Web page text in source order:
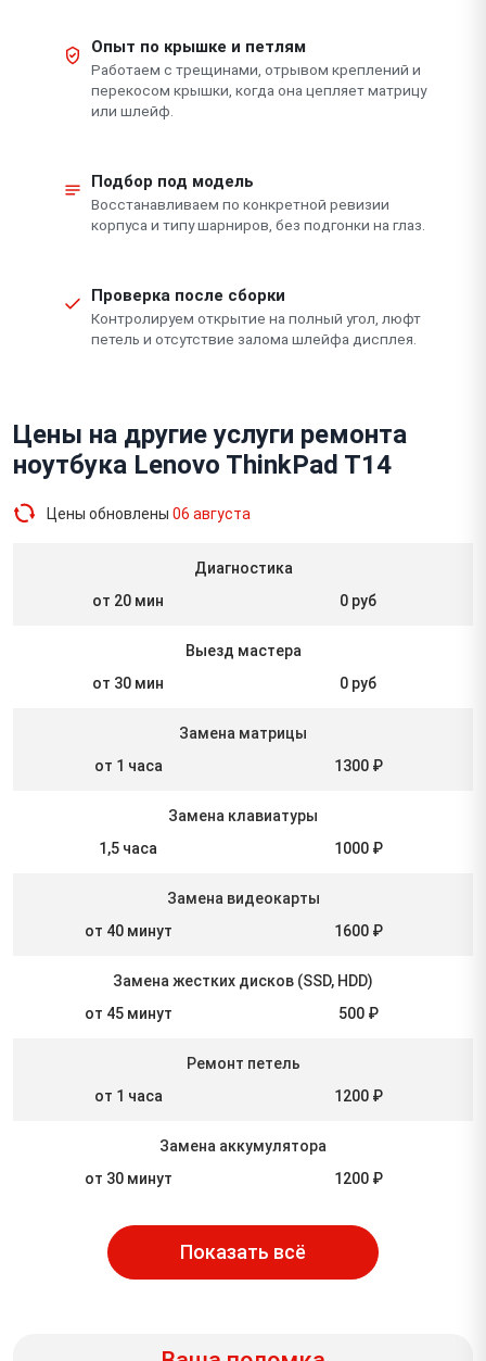
Опыт по крышке и петлям
Работаем с трещинами, отрывом креплений и
перекосом крышки, когда она цепляет матрицу
или шлейф.
Подбор под модель
Восстанавливаем по конкретной ревизии
корпуса и типу шарниров, без подгонки на глаз.
Проверка после сборки
Контролируем открытие на полный угол, люфт
петель и отсутствие залома шлейфа дисплея.
Цены на другие услуги ремонта
ноутбука Lenovo ThinkPad T14
Цены обновлены 06 августа
Диагностика
от 20 мин
0 руб
Выезд мастера
от 30 мин
0 руб
Замена матрицы
от 1 часа
1300 ₽
Замена клавиатуры
1,5 часа
1000 ₽
Замена видеокарты
от 40 минут
1600 ₽
Замена жестких дисков (SSD, HDD)
от 45 минут
500 ₽
Ремонт петель
от 1 часа
1200 ₽
Замена аккумулятора
от 30 минут
1200 ₽
Показать всё